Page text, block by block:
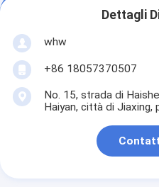
Dettagli
whw
+86 18057370507
No. 15, strada di
Haiyan, città di Jiaxing,